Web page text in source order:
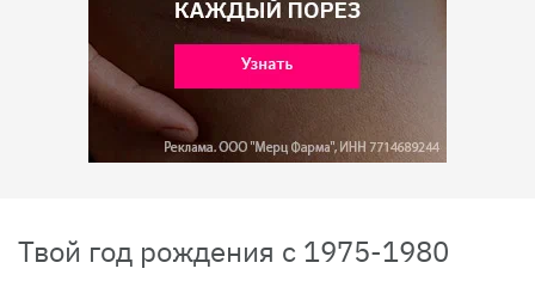
Твой год рождения с 1975-1980